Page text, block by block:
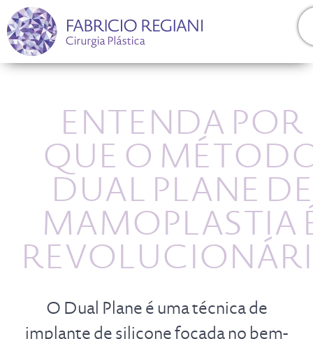
ENTENDA POR
QUE O
DUAL PLANE DE
MAMOPLASTIA
O Dual Plane é uma técnica de
implante de silicone focada no bem-